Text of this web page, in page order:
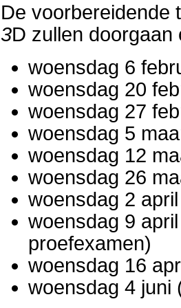
De voorbereidende
3D zullen
woensdag 6
woensdag 20
woensdag 27
woensdag 5
woensdag 12
woensdag 26
woensdag 2 april
woensdag 9
proefexamen)
woensdag 16
woensdag 4 juni